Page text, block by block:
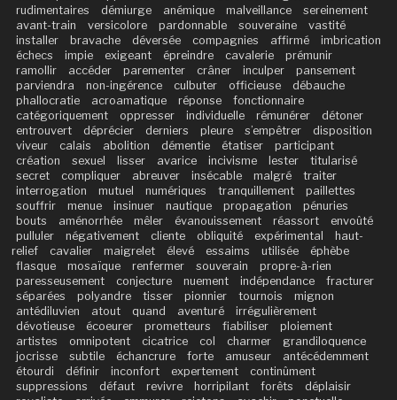
rudimentaires
démiurge anémique malveillance
sereinement
avant-train
versicolore pardonnable souveraine
vastité
installer
bravache déversée compagnies affirmé
imbrication
échecs
impie exigeant épreindre cavalerie
prémunir
ramollir
accéder parementer crâner inculper
pansement
parviendra
non-ingérence culbuter officieuse
débauche
phallocratie
acroamatique réponse
fonctionnaire
catégoriquement
oppresser individuelle rémunérer
détoner
entrouvert
déprécier derniers pleure s’empêtrer
disposition
viveur
calais abolition démentie étatiser
participant
création
sexuel lisser avarice incivisme lester
titularisé
secret
compliquer abreuver insécable malgré
traiter
interrogation
mutuel numériques tranquillement
paillettes
souffrir
menue insinuer nautique propagation
pénuries
bouts
aménorrhée mêler évanouissement réassort
envoûté
pulluler
négativement cliente obliquité expérimental
haut-
relief
cavalier maigrelet élevé essaims utilisée
éphèbe
flasque
mosaïque renfermer souverain
propre-à-rien
paresseusement
conjecture nuement indépendance
fracturer
séparées
polyandre tisser pionnier tournois
mignon
antédiluvien
atout quand aventuré
irrégulièrement
dévotieuse
écoeurer prometteurs fiabiliser
ploiement
artistes
omnipotent cicatrice col charmer
grandiloquence
jocrisse
subtile échancrure forte amuseur
antécédemment
étourdi
définir inconfort expertement
continûment
suppressions
défaut revivre horripilant forêts
déplaisir